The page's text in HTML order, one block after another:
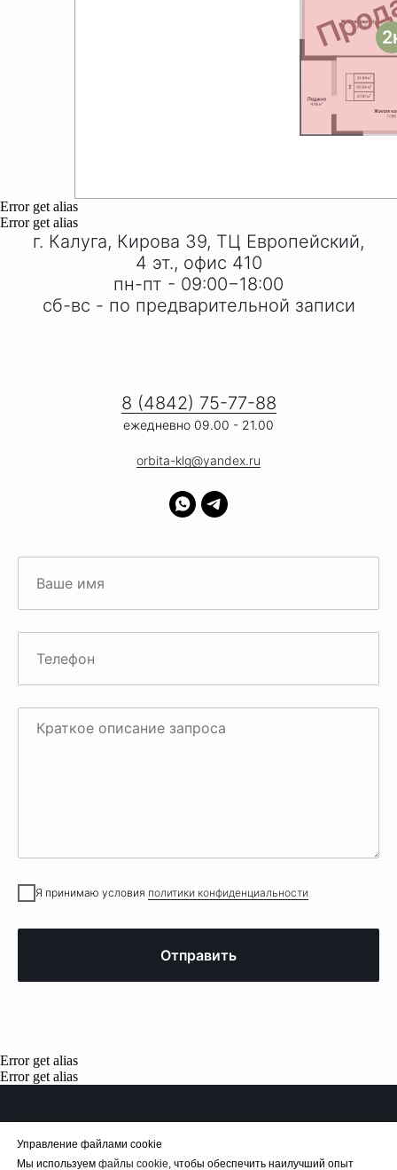
Error get alias
Error get alias
г. Калуга, Кирова 39, ТЦ Европейский,
4 эт., офис 410
пн-пт - 09:00−18:00
сб-вс - по предварительной записи
8 (4842) 75-77-88
ежедневно 09.00 - 21.00
orbita-klg@yandex.ru
Я принимаю условия политики конфиденциальности
Отправить
Error get alias
Error get alias
Управление файлами cookie
Мы используем файлы cookie, чтобы обеспечить наилучший опыт